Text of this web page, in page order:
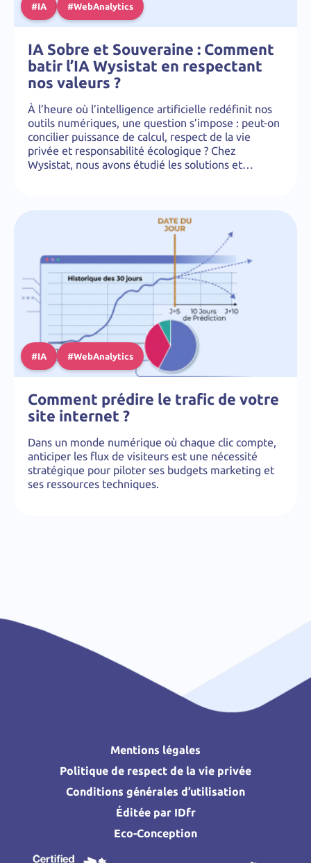
#IA #WebAnalytics
IA Sobre et Souveraine : Comment
batir l’IA Wysistat en respectant
nos valeurs ?
À l’heure où l’intelligence artificielle redéfinit nos
outils numériques, une question s’impose : peut-on
concilier puissance de calcul, respect de la vie
privée et responsabilité écologique ? Chez
Wysistat, nous avons étudié les solutions et…
#IA #WebAnalytics
Comment prédire le trafic de votre
site internet ?
Dans un monde numérique où chaque clic compte,
anticiper les flux de visiteurs est une nécessité
stratégique pour piloter ses budgets marketing et
ses ressources techniques.
Mentions légales
Politique de respect de la vie privée
Conditions générales d’utilisation
Éditée par IDfr
Eco-Conception